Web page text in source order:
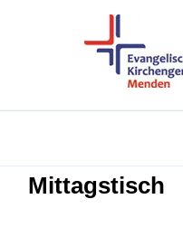
Mittagstisch